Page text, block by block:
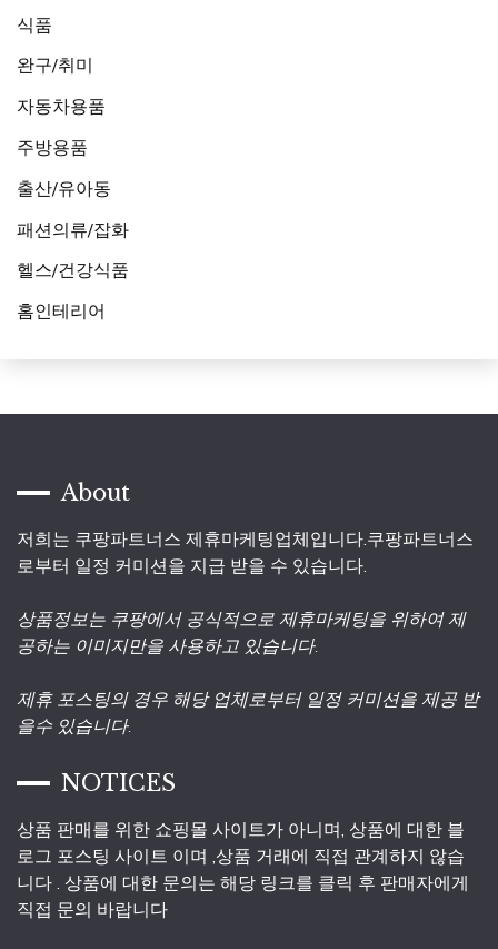
식품
완구/취미
자동차용품
주방용품
출산/유아동
패션의류/잡화
헬스/건강식품
홈인테리어
About
저희는 쿠팡파트너스 제휴마케팅업체입니다.쿠팡파트너스
로부터 일정 커미션을 지급 받을 수 있습니다.
상품정보는 쿠팡에서 공식적으로 제휴마케팅을 위하여 제
공하는 이미지만을 사용하고 있습니다.
제휴 포스팅의 경우 해당 업체로부터 일정 커미션을 제공 받
을수 있습니다.
NOTICES
상품 판매를 위한 쇼핑몰 사이트가 아니며, 상품에 대한 블
로그 포스팅 사이트 이며 ,상품 거래에 직접 관계하지 않습
니다 . 상품에 대한 문의는 해당 링크를 클릭 후 판매자에게
직접 문의 바랍니다